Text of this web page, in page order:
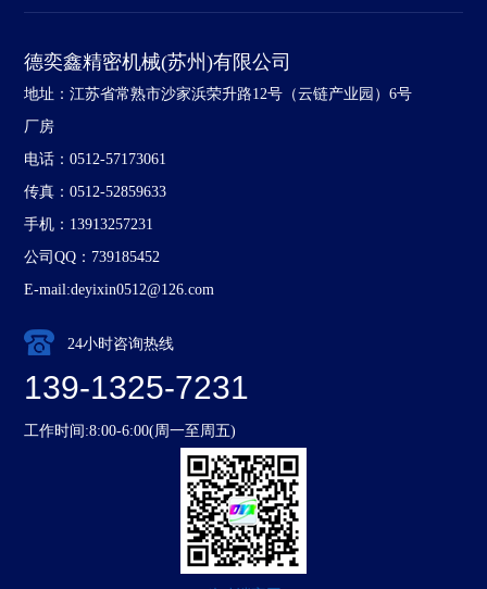
德奕鑫精密机械(苏州)有限公司
地址：江苏省常熟市沙家浜荣升路12号（云链产业园）6号
厂房
电话：0512-57173061
传真：0512-52859633
手机：13913257231
公司QQ：739185452
E-mail:deyixin0512@126.com
24小时咨询热线
139-1325-7231
工作时间:8:00-6:00(周一至周五)